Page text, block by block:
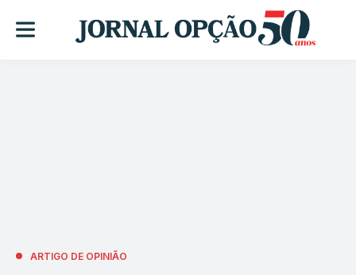
ARTIGO DE OPINIÃO